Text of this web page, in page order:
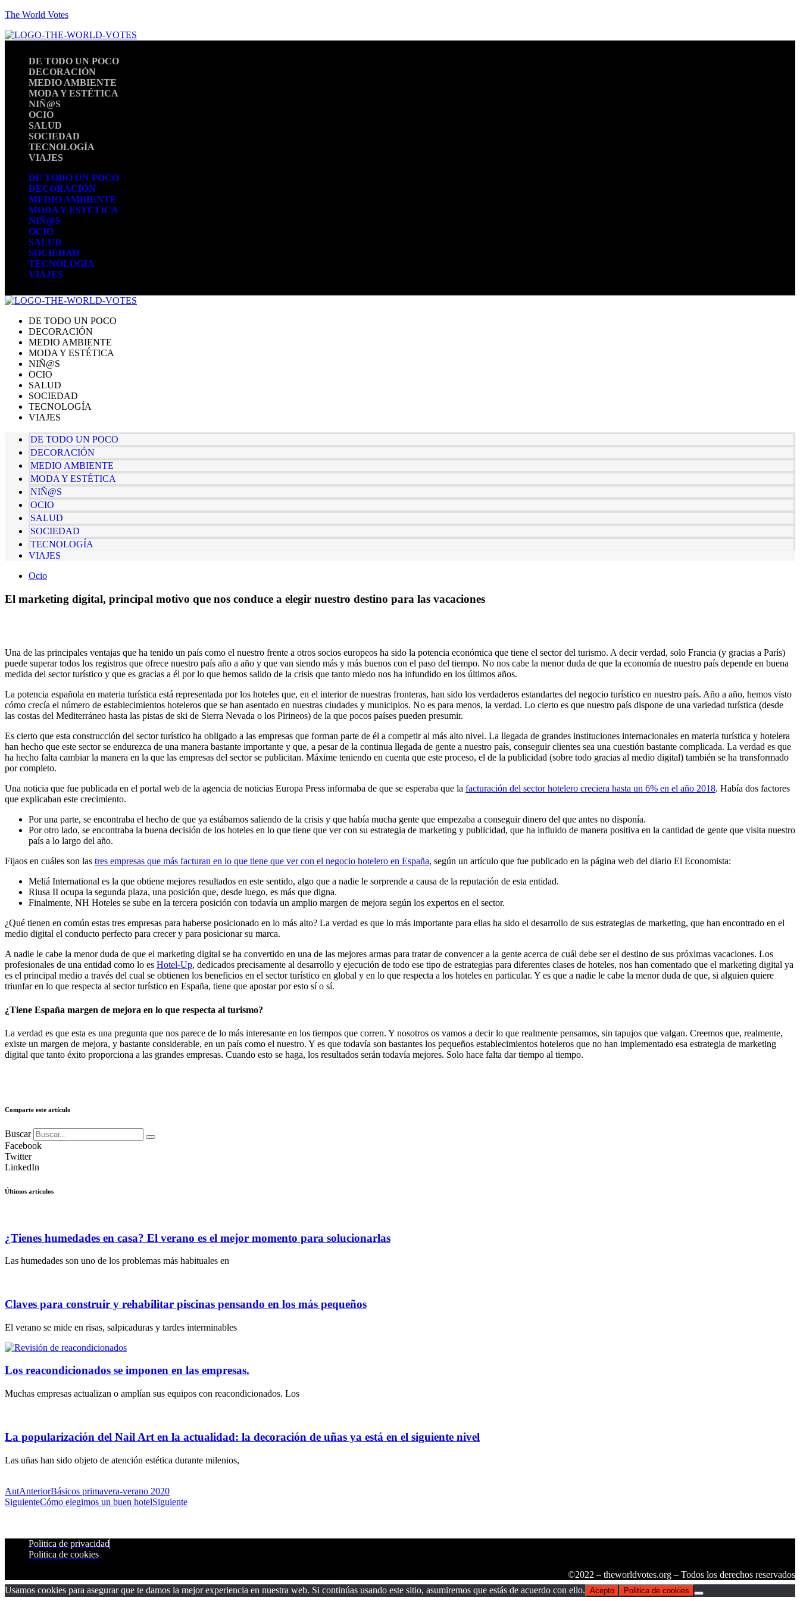
The World Votes
DE TODO UN POCO
DECORACIÓN
MEDIO AMBIENTE
MODA Y ESTÉTICA
NIÑ@S
OCIO
SALUD
SOCIEDAD
TECNOLOGÍA
VIAJES
DE TODO UN POCO
DECORACIÓN
MEDIO AMBIENTE
MODA Y ESTÉTICA
NIÑ@S
OCIO
SALUD
SOCIEDAD
TECNOLOGÍA
VIAJES
DE TODO UN POCO
DECORACIÓN
MEDIO AMBIENTE
MODA Y ESTÉTICA
NIÑ@S
OCIO
SALUD
SOCIEDAD
TECNOLOGÍA
VIAJES
DE TODO UN POCO
DECORACIÓN
MEDIO AMBIENTE
MODA Y ESTÉTICA
NIÑ@S
OCIO
SALUD
SOCIEDAD
TECNOLOGÍA
VIAJES
Ocio
El marketing digital, principal motivo que nos conduce a elegir nuestro destino para las vacaciones
Una de las principales ventajas que ha tenido un país como el nuestro frente a otros socios europeos ha sido la potencia económica que tiene el sector del turismo. A decir verdad, solo Francia (y gracias a París)
puede superar todos los registros que ofrece nuestro país año a año y que van siendo más y más buenos con el paso del tiempo. No nos cabe la menor duda de que la economía de nuestro país depende en buena
medida del sector turístico y que es gracias a él por lo que hemos salido de la crisis que tanto miedo nos ha infundido en los últimos años.
La potencia española en materia turística está representada por los hoteles que, en el interior de nuestras fronteras, han sido los verdaderos estandartes del negocio turístico en nuestro país. Año a año, hemos visto
cómo crecía el número de establecimientos hoteleros que se han asentado en nuestras ciudades y municipios. No es para menos, la verdad. Lo cierto es que nuestro país dispone de una variedad turística (desde
las costas del Mediterráneo hasta las pistas de ski de Sierra Nevada o los Pirineos) de la que pocos países pueden presumir.
Es cierto que esta construcción del sector turístico ha obligado a las empresas que forman parte de él a competir al más alto nivel. La llegada de grandes instituciones internacionales en materia turística y hotelera
han hecho que este sector se endurezca de una manera bastante importante y que, a pesar de la continua llegada de gente a nuestro país, conseguir clientes sea una cuestión bastante complicada. La verdad es que
ha hecho falta cambiar la manera en la que las empresas del sector se publicitan. Máxime teniendo en cuenta que este proceso, el de la publicidad (sobre todo gracias al medio digital) también se ha transformado
por completo.
Una noticia que fue publicada en el portal web de la agencia de noticias Europa Press informaba de que se esperaba que la facturación del sector hotelero creciera hasta un 6% en el año 2018. Había dos factores
que explicaban este crecimiento.
Por una parte, se encontraba el hecho de que ya estábamos saliendo de la crisis y que había mucha gente que empezaba a conseguir dinero del que antes no disponía.
Por otro lado, se encontraba la buena decisión de los hoteles en lo que tiene que ver con su estrategia de marketing y publicidad, que ha influido de manera positiva en la cantidad de gente que visita nuestro
país a lo largo del año.
Fijaos en cuáles son las tres empresas que más facturan en lo que tiene que ver con el negocio hotelero en España, según un artículo que fue publicado en la página web del diario El Economista:
Meliá International es la que obtiene mejores resultados en este sentido, algo que a nadie le sorprende a causa de la reputación de esta entidad.
Riusa II ocupa la segunda plaza, una posición que, desde luego, es más que digna.
Finalmente, NH Hoteles se sube en la tercera posición con todavía un amplio margen de mejora según los expertos en el sector.
¿Qué tienen en común estas tres empresas para haberse posicionado en lo más alto? La verdad es que lo más importante para ellas ha sido el desarrollo de sus estrategias de marketing, que han encontrado en el
medio digital el conducto perfecto para crecer y para posicionar su marca.
A nadie le cabe la menor duda de que el marketing digital se ha convertido en una de las mejores armas para tratar de convencer a la gente acerca de cuál debe ser el destino de sus próximas vacaciones. Los
profesionales de una entidad como lo es Hotel-Up, dedicados precisamente al desarrollo y ejecución de todo ese tipo de estrategias para diferentes clases de hoteles, nos han comentado que el marketing digital ya
es el principal medio a través del cual se obtienen los beneficios en el sector turístico en global y en lo que respecta a los hoteles en particular. Y es que a nadie le cabe la menor duda de que, si alguien quiere
triunfar en lo que respecta al sector turístico en España, tiene que apostar por esto sí o sí.
¿Tiene España margen de mejora en lo que respecta al turismo?
La verdad es que esta es una pregunta que nos parece de lo más interesante en los tiempos que corren. Y nosotros os vamos a decir lo que realmente pensamos, sin tapujos que valgan. Creemos que, realmente,
existe un margen de mejora, y bastante considerable, en un país como el nuestro. Y es que todavía son bastantes los pequeños establecimientos hoteleros que no han implementado esa estrategia de marketing
digital que tanto éxito proporciona a las grandes empresas. Cuando esto se haga, los resultados serán todavía mejores. Solo hace falta dar tiempo al tiempo.
Comparte este artículo
Buscar
Facebook
Twitter
LinkedIn
Últimos artículos
¿Tienes humedades en casa? El verano es el mejor momento para solucionarlas
Las humedades son uno de los problemas más habituales en
Claves para construir y rehabilitar piscinas pensando en los más pequeños
El verano se mide en risas, salpicaduras y tardes interminables
Los reacondicionados se imponen en las empresas.
Muchas empresas actualizan o amplían sus equipos con reacondicionados. Los
La popularización del Nail Art en la actualidad: la decoración de uñas ya está en el siguiente nivel
Las uñas han sido objeto de atención estética durante milenios,
AntAnteriorBásicos primavera-verano 2020
SiguienteCómo elegimos un buen hotelSiguiente
Politica de privacidad
Politica de cookies
©2022 – theworldvotes.org – Todos los derechos reservados
Usamos cookies para asegurar que te damos la mejor experiencia en nuestra web. Si continúas usando este sitio, asumiremos que estás de acuerdo con ello. Acepto Politica de cookies